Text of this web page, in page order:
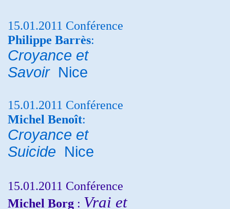
15.01.2011 Conférence
Philippe Barrès:
Croyance et
Savoir Nice
15.01.2011 Conférence
Michel Benoît:
Croyance et
Suicide Nice
15.01.2011 Conférence
Michel Borg : Vrai et